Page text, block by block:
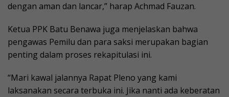
dengan aman dan lancar,” harap Achmad Fauzan.
Ketua PPK Batu Benawa juga menjelaskan bahwa
pengawas Pemilu dan para saksi merupakan bagian
penting dalam proses rekapitulasi ini.
“Mari kawal jalannya Rapat Pleno yang kami
laksanakan secara terbuka ini. Jika nanti ada keberatan